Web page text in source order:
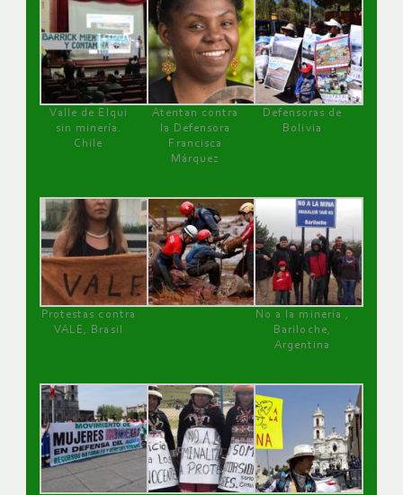
Valle de Elqui
sin minería.
Chile
Atentan contra
la Defensora
Francisca
Márquez
Defensoras de
Bolivia
Protestas contra
VALE, Brasil
No a la minería ,
Bariloche,
Argentina